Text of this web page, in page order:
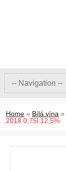
Home » Bílá vína »
2018 0,75l 12,5%